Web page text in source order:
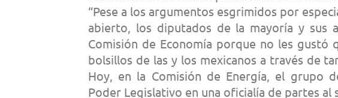
“Pese a los argumentos esgrimidos por
abierto, los diputados de la mayoría y sus
Comisión de Economía porque no les gustó
bolsillos de las y los mexicanos a través de
Hoy, en la Comisión de Energía, el grupo
Poder Legislativo en una oficialía de partes al